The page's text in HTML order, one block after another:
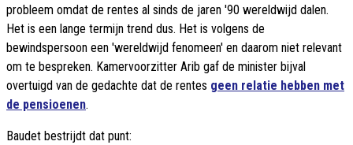
probleem omdat de rentes al sinds de jaren '90 wereldwijd dalen.
Het is een lange termijn trend dus. Het is volgens de
bewindspersoon een 'wereldwijd fenomeen' en daarom niet relevant
om te bespreken. Kamervoorzitter Arib gaf de minister bijval
overtuigd van de gedachte dat de rentes geen relatie hebben met
de pensioenen.
Baudet bestrijdt dat punt: